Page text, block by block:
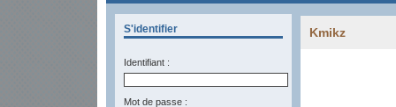
S'identifier
Identifiant :
Mot de passe :
Kmikz